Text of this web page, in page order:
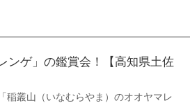
ンゲ」の鑑賞会！【高知県土佐
稲叢山（いなむらやま）のオオヤマレ